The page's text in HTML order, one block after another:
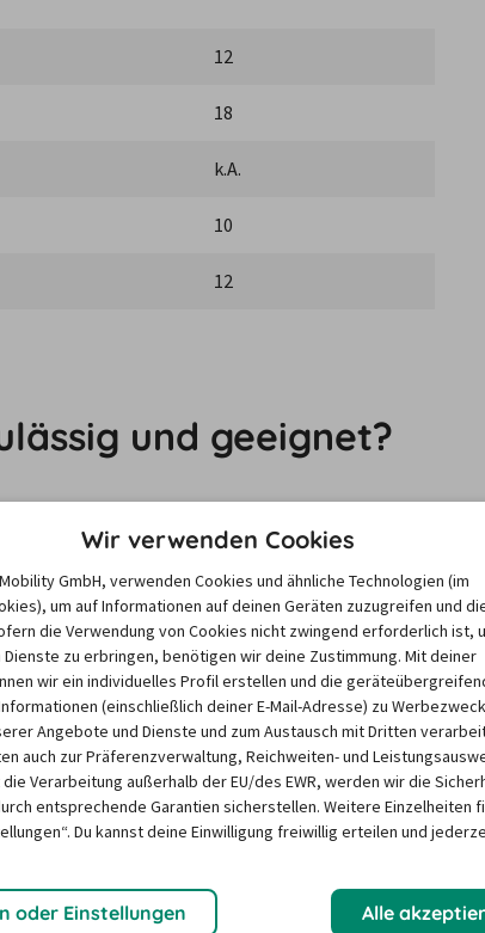
12
18
k.A.
10
12
und geeignet?
Auto zugelassen, die einer bestimmten Norm
R 44/04 gültig. Wichtig ist außerdem, dass der
im Auto angebracht ist und
buchen möchten, können Sie den
für Sie tun?“ anfragen. Wichtig dabei ist,
können jedoch keine Garantie geben,
Wir verwenden Cookies
Mobility GmbH, verwenden Cookies und ähnliche Technologien (im
um auf Informationen auf deinen Geräten zuzugreifen und
die Verwendung von Cookies nicht zwingend erforderlich ist,
zu erbringen, benötigen wir deine Zustimmung. Mit deiner
wir ein individuelles Profil erstellen und die
(einschließlich deiner E-Mail-Adresse) zu
Angebote und Dienste und zum Austausch mit Dritten
auch zur Präferenzverwaltung, Reichweiten- und
Verarbeitung außerhalb der EU/des EWR, werden wir die
entsprechende Garantien sicherstellen. Weitere Einzelheiten
Du kannst deine Einwilligung freiwillig erteilen und
oder Einstellungen Alle